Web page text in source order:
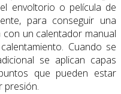
envoltorio o película de
para conseguir una
un calentador manual
Cuando se
se aplican capas
que pueden estar
presión.